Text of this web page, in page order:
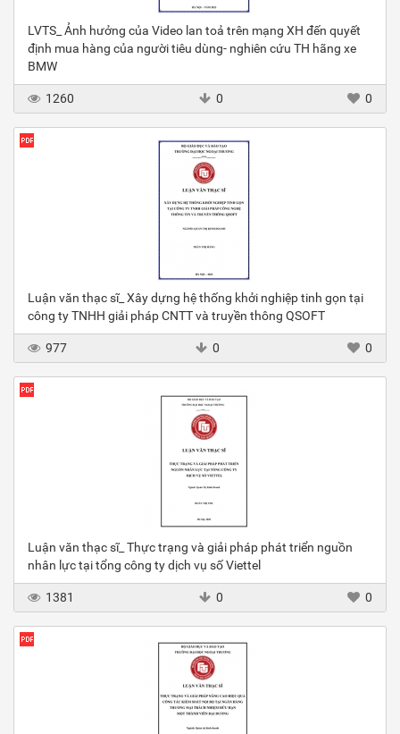
LVTS_ Ảnh hưởng của Video lan toả trên mạng XH đến quyết
định mua hàng của người tiêu dùng- nghiên cứu TH hãng xe
BMW
1260 0 0
Luận văn thạc sĩ_ Xây dựng hệ thống khởi nghiệp tinh gọn tại
công ty TNHH giải pháp CNTT và truyền thông QSOFT
977 0 0
Luận văn thạc sĩ_ Thực trạng và giải pháp phát triển nguồn
nhân lực tại tổng công ty dịch vụ số Viettel
1381 0 0